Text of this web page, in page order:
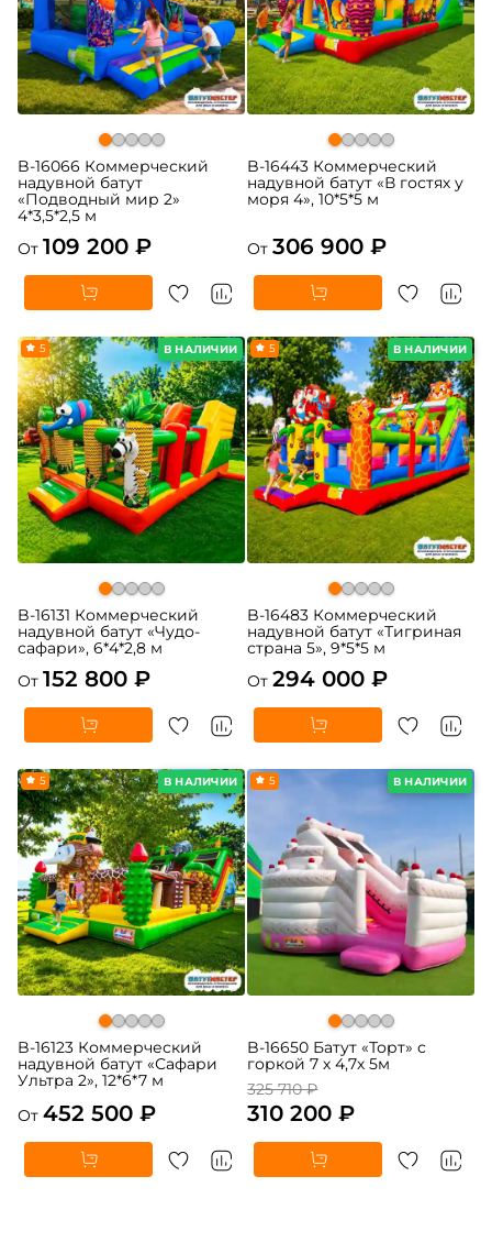
B-16066 Коммерческий
надувной батут
«Подводный мир 2»
4*3,5*2,5 м
От 109 200 ₽
B-16443 Коммерческий
надувной батут «В гостях у
моря 4», 10*5*5 м
От 306 900 ₽
В НАЛИЧИИ
5
B-16131 Коммерческий
надувной батут «Чудо-
сафари», 6*4*2,8 м
От 152 800 ₽
В НАЛИЧИИ
5
B-16483 Коммерческий
надувной батут «Тигриная
страна 5», 9*5*5 м
От 294 000 ₽
В НАЛИЧИИ
5
B-16123 Коммерческий
надувной батут «Сафари
Ультра 2», 12*6*7 м
От 452 500 ₽
В НАЛИЧИИ
-5%
B-16650 Батут «Торт» с
горкой 7 х 4,7х 5м
325 710 ₽
310 200 ₽